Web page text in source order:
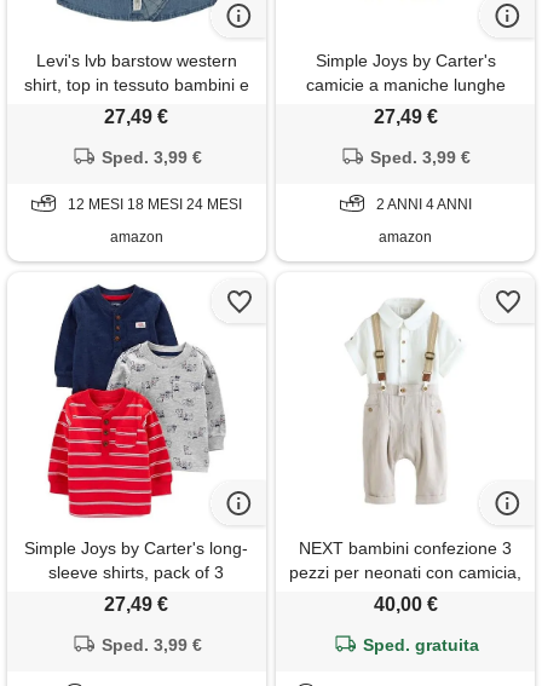
Levi's lvb barstow western
shirt, top in tessuto bambini e
ragazzi, turchese (vintage
27,49 €
Sped. 3,99 €
12 MESI 18 MESI 24 MESI
amazon
Simple Joys by Carter's
camicie a maniche lunghe
bambini e ragazzi, pacco da
cani/rosso righe doppie, 2
27,49 €
Sped. 3,99 €
2 ANNI 4 ANNI
amazon
Simple Joys by Carter's long-
sleeve shirts, pack of 3
camicia, blu marino/grigio
mesi (pacco da 3) bambino
27,49 €
Sped. 3,99 €
NEXT bambini confezione 3
pezzi per neonati con camicia,
pantaloni e bretelle neutro 6
40,00 €
Sped. gratuita